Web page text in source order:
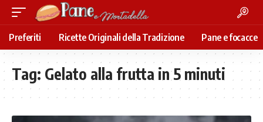
Preferiti Ricette Originali della Tradizione Pane e focacce
Tag: Gelato alla frutta in 5 minuti